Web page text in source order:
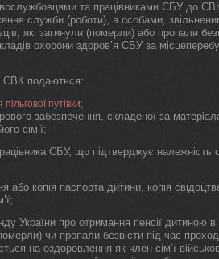
та працівниками СБУ до СВК
служби (роботи), а особами,
які загинули (померли) або пропали
охорони здоров’я СБУ за
СВК подаються:
путівки;
забезпечення, складеної за
сім’ї;
СБУ, що підтверджує належність
або копія паспорта дитини, копія
України про отримання пенсії дитиною в
чи пропали безвісти під час
на оздоровлення як член сім’ї